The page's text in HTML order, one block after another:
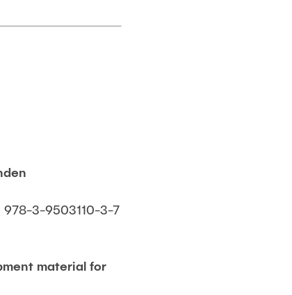
978-3-9503110-3-7
material for